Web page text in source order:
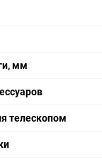
мм
телескопом